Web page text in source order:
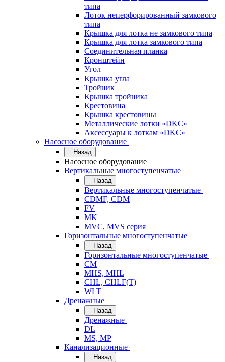
типа
Лоток неперфорированный замкового
типа
Крышка для лотка не замкового типа
Крышка для лотка замкового типа
Соединительная планка
Кронштейн
Угол
Крышка угла
Тройник
Крышка тройника
Крестовина
Крышка крестовины
Металлические лотки «DKC»
Аксессуары к лоткам «DKC»
Насосное оборудование
Назад
Насосное оборудование
Вертикальные многоступенчатые
Назад
Вертикальные многоступенчатые
CDMF, CDM
FV
MK
MVC, MVS серия
Горизонтальные многоступенчатые
Назад
Горизонтальные многоступенчатые
CM
MHS, MHL
CHL, CHLF(T)
WLT
Дренажные
Назад
Дренажные
DL
MS, MP
Канализационные
Назад